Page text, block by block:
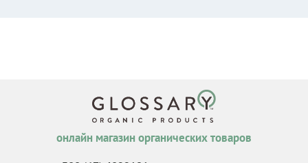
онлайн магазин органических товаров